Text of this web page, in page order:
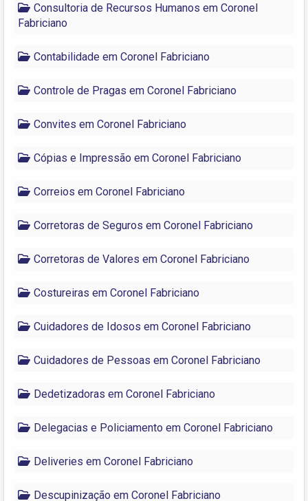
Consultoria de Recursos Humanos em Coronel
Fabriciano
Contabilidade em Coronel Fabriciano
Controle de Pragas em Coronel Fabriciano
Convites em Coronel Fabriciano
Cópias e Impressão em Coronel Fabriciano
Correios em Coronel Fabriciano
Corretoras de Seguros em Coronel Fabriciano
Corretoras de Valores em Coronel Fabriciano
Costureiras em Coronel Fabriciano
Cuidadores de Idosos em Coronel Fabriciano
Cuidadores de Pessoas em Coronel Fabriciano
Dedetizadoras em Coronel Fabriciano
Delegacias e Policiamento em Coronel Fabriciano
Deliveries em Coronel Fabriciano
Descupinização em Coronel Fabriciano